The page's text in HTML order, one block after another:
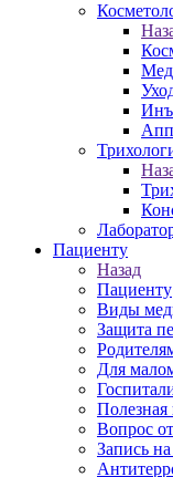
Пациенту
Назад
Пациенту
Виды
Защита
Для
Вопрос
Запись